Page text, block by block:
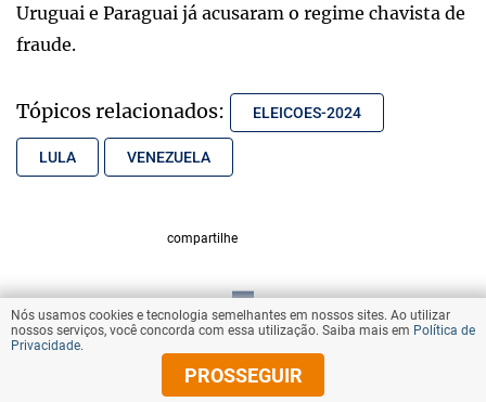
Uruguai e Paraguai já acusaram o regime chavista de
fraude.
Tópicos relacionados: ELEICOES-2024
LULA VENEZUELA
compartilhe
VOLTAR AO TOPO
© Copyright 2025 Diários Associados
Nós usamos cookies e tecnologia semelhantes em nossos sites. Ao utilizar
nossos serviços, você concorda com essa utilização. Saiba mais em Política de
Privacidade.
PROSSEGUIR